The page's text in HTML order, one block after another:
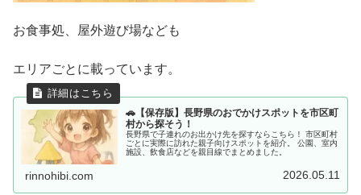
お食事処、屋外遊び場なども
エリアごとに載っています。
🚗【保存版】長野県のおでかけスポットを市区町
村から探そう！
長野県で子連れのお出かけ先を探すならこちら！ 市区町村
ごとに実際に訪れた親子向けスポットを紹介。 公園、室内
施設、飲食店などを親目線でまとめました。
rinnohibi.com 2026.05.11